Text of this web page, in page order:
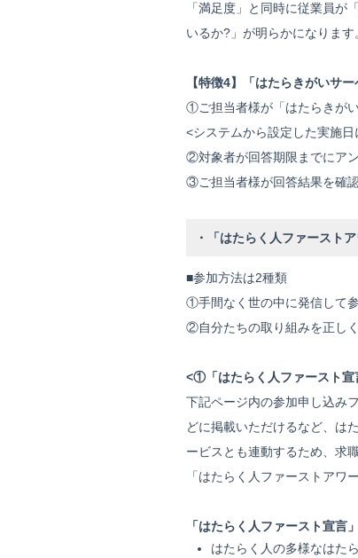
「満足度」と同時に従業員
いるか?」が明らかになりま
【特徴4】「はたらきがいサ
①ご担当者様が「はたらきが
<システムから設定した実施
②対象者が回答期限までにア
③ご担当者様が回答結果を確
・「はたらく人ファースト
■参加方法は2種類
①手間なく世の中に発信して
②自分たちの取り組みを正し
<①「はたらく人ファースト宣
下記ページ内の参加申し込み
どに掲載いただけるなど、は
ービスとも連動するため、求
「はたらく人ファーストアワ
「はたらく人ファースト宣言」
はたらく人の多様なはた